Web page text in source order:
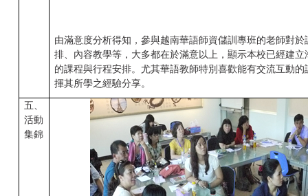
由滿意度分析得知，參與越南華語師資儲訓專班的老師對於
排、內容教學等，大多都在於滿意以上，顯示本校已經建立
的課程與行程安排。尤其華語教師特別喜歡能有交流互動的
揮其所學之經驗分享。
五、
活動
集錦